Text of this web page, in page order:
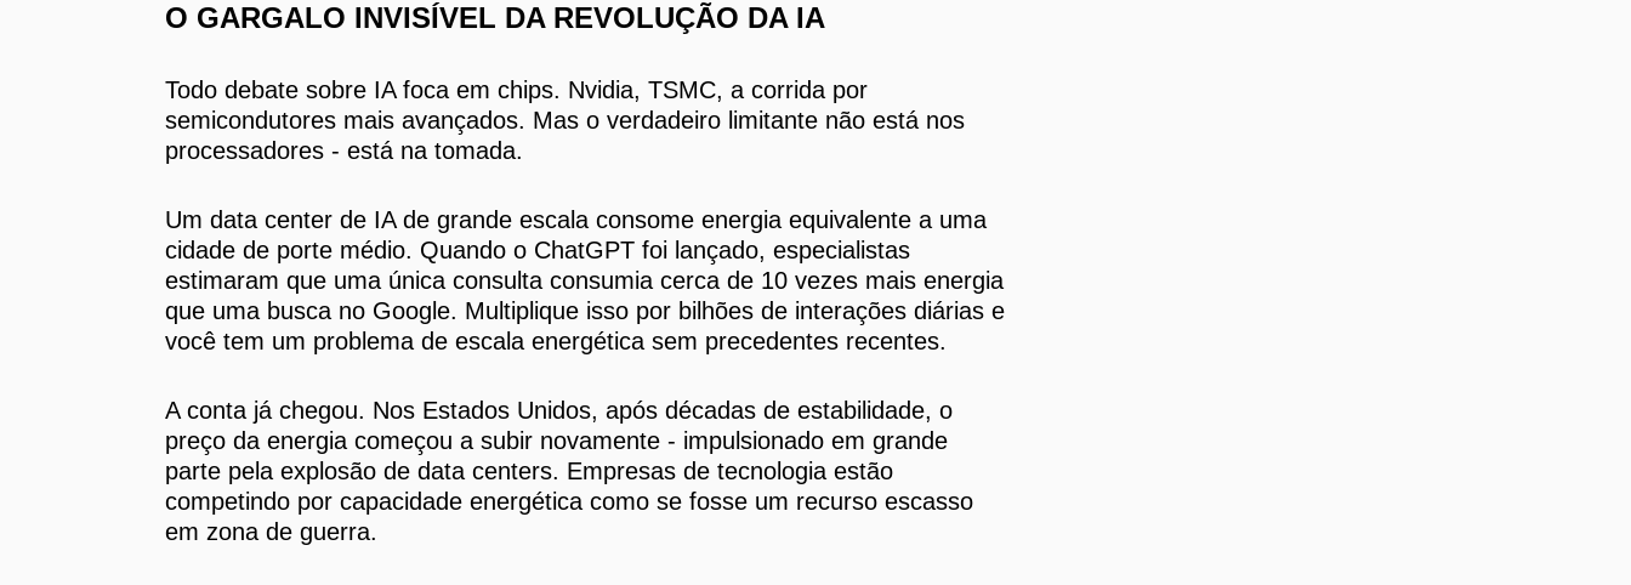
O GARGALO INVISÍVEL DA REVOLUÇÃO DA IA
Todo debate sobre IA foca em chips. Nvidia, TSMC, a corrida por
semicondutores mais avançados. Mas o verdadeiro limitante não está nos
processadores - está na tomada.
Um data center de IA de grande escala consome energia equivalente a uma
cidade de porte médio. Quando o ChatGPT foi lançado, especialistas
estimaram que uma única consulta consumia cerca de 10 vezes mais energia
que uma busca no Google. Multiplique isso por bilhões de interações diárias e
você tem um problema de escala energética sem precedentes recentes.
A conta já chegou. Nos Estados Unidos, após décadas de estabilidade, o
preço da energia começou a subir novamente - impulsionado em grande
parte pela explosão de data centers. Empresas de tecnologia estão
competindo por capacidade energética como se fosse um recurso escasso
em zona de guerra.